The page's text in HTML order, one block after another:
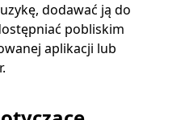
dodawać ją do
pobliskim
aplikacji lub